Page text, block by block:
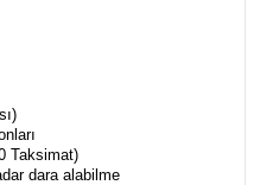
Taksimat)
dara alabilme